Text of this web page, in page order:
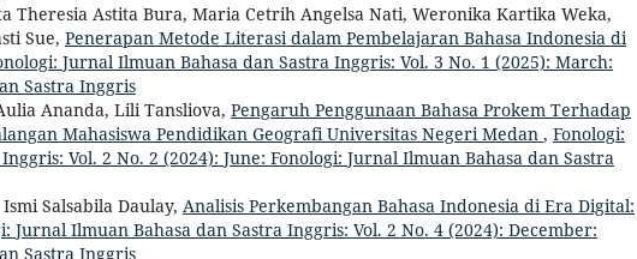
Theresia Astita Bura, Maria Cetrih Angelsa Nati, Weronika Kartika Weka,
Sue, Penerapan Metode Literasi dalam Pembelajaran Bahasa Indonesia di
Jurnal Ilmuan Bahasa dan Sastra Inggris: Vol. 3 No. 1 (2025): March:
Sastra Inggris
Ananda, Lili Tansliova, Pengaruh Penggunaan Bahasa Prokem Terhadap
Mahasiswa Pendidikan Geografi Universitas Negeri Medan , Fonologi:
Vol. 2 No. 2 (2024): June: Fonologi: Jurnal Ilmuan Bahasa dan Sastra
Salsabila Daulay, Analisis Perkembangan Bahasa Indonesia di Era Digital:
Jurnal Ilmuan Bahasa dan Sastra Inggris: Vol. 2 No. 4 (2024): December:
Sastra Inggris